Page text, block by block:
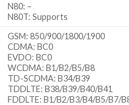
N80: –
N80T: Supports
GSM: 850/900/1800/1900
CDMA: BC0
EVDO: BC0
WCDMA: B1/B2/B5/B8
TD-SCDMA: B34/B39
TDDLTE: B38/B39/B40/B41
FDDLTE: B1/B2/B3/B4/B5/B7/